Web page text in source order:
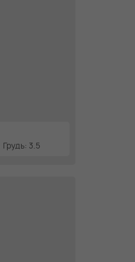
Грудь: 3.5